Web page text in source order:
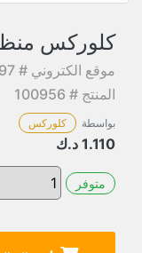
كلوركس منظف
موقع الكتروني # 2197
المنتج # 100956
بواسطة كلوركس
1.110 د.ك
متوفر